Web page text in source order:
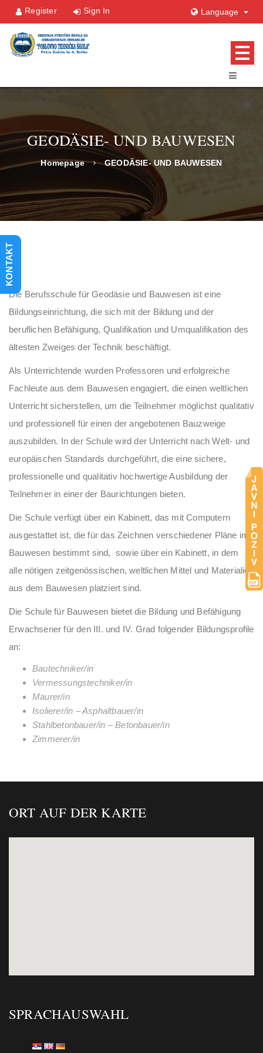
Language
Register Sign In
GEODÄSIE- UND BAUWESEN
Homepage GEODÄSIE- UND BAUWESEN
Die Berufsschule für Geodäsie und Bauwesen ist eine
Bildungseinrichtung, die sich mit der Bildung und der
beruflichen Befähigung, Qualifikation und Umqualifikation des
ältesten Zweiges der Technik beschäftigt.
Als Unterrichtende wurden Professoren und erfolgreiche
Fachleute aus dem Bauwesen engagiert, die einen weltlichen
Unterricht sicherstellen, um die Teilnehmer möglichst qualitativ
und professionell für einen der angebotenen Bauzweige
auszubilden. In der Schule wird der Unterricht nach Welt- und
europäischen Standards durchgeführt, die eine sichere,
professionelle und qualitativ hochwertige Ausbildung der
Teilnehmer in einer der Baurichtungen bieten.
Die Schule verfügt über ein Kabinett, das mit Computern
ausgestattet ist, die für das Zeichnen verschiedener Pläne im
Bauwesen bestimmt sind, sowie über ein Kabinett, in dem
alle nötigen zeitgenössischen, weltlichen Mittel und Materialien
aus dem Bauwesen platziert sind.
Die Schule für Bauwesen bietet die Bildung und Befähigung
Erwachsener für den III. und IV. Grad folgender Bildungsprofile
an:
Bautechniker/in
Vermessungstechniker/in
Maurer/in
Isolierer/in – Asphaltbauer/in
Stahlbetonbauer/in – Betonbauer/in
Zimmerer/in
ORT AUF DER KARTE
SPRACHAUSWAHL
KONTAKT